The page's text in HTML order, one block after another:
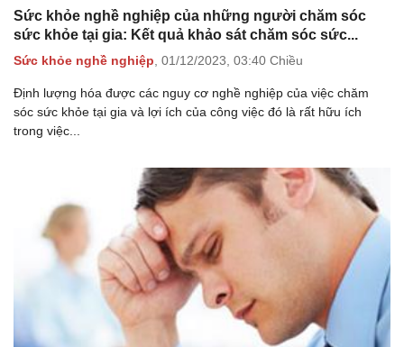
Sức khỏe nghề nghiệp của những người chăm sóc
sức khỏe tại gia: Kết quả khảo sát chăm sóc sức...
Sức khỏe nghề nghiệp 01/12/2023, 03:40 Chiều
Định lượng hóa được các nguy cơ nghề nghiệp của việc chăm
sóc sức khỏe tại gia và lợi ích của công việc đó là rất hữu ích
trong việc...